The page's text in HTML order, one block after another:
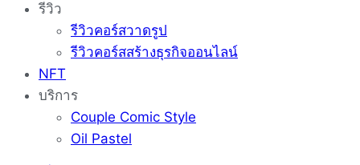
รีวิว
รีวิวคอร์สวาดรูป
รีวิวคอร์สสร้างธุรกิจออนไลน์
NFT
บริการ
Couple Comic Style
Oil Pastel